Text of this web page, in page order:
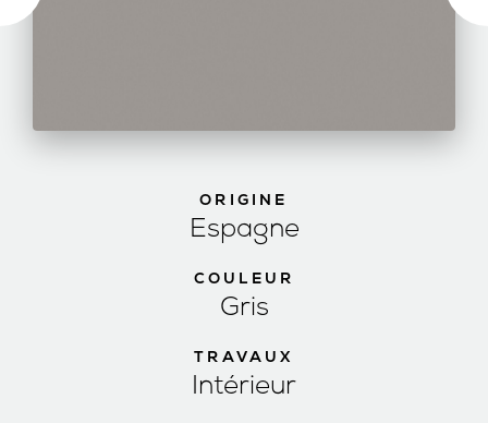
ORIGINE
Espagne
COULEUR
Gris
TRAVAUX
Intérieur